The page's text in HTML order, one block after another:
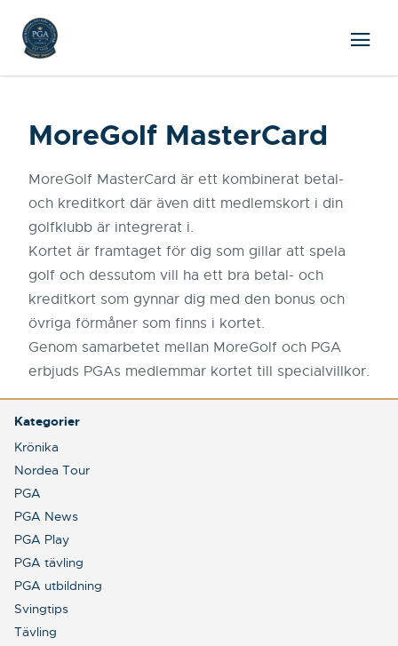
MoreGolf MasterCard
MoreGolf MasterCard är ett kombinerat betal-
och kreditkort där även ditt medlemskort i din
golfklubb är integrerat i.
Kortet är framtaget för dig som gillar att spela
golf och dessutom vill ha ett bra betal- och
kreditkort som gynnar dig med den bonus och
övriga förmåner som finns i kortet.
Genom samarbetet mellan MoreGolf och PGA
erbjuds PGAs medlemmar kortet till specialvillkor.
Kategorier
Krönika
Nordea Tour
PGA
PGA News
PGA Play
PGA tävling
PGA utbildning
Svingtips
Tävling